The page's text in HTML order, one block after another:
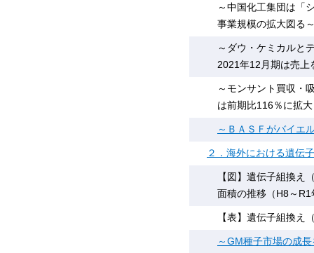
～中国化工集団は「
事業規模の拡大図る
～ダウ・ケミカルと
2021年12月期は売上
～モンサント買収・
は前期比116％に拡
～ＢＡＳＦがバイエ
２．海外における遺伝
【図】遺伝子組換え
面積の推移（H8～
【表】遺伝子組換え
～GM種子市場の成